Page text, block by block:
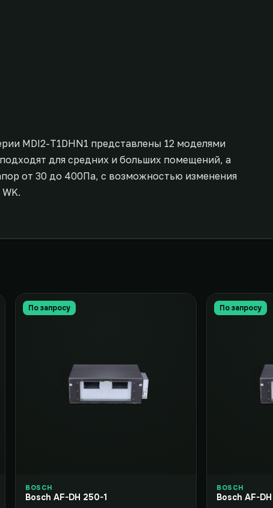
MDI2-T1DHN1 представлены 12 моделями
для средних и больших помещений, а
от 30 до 400Па, с возможностью изменения
По запросу
BOSCH
Bosch AF-DH 250-1
По запросу
BOSCH
Bosch AF-